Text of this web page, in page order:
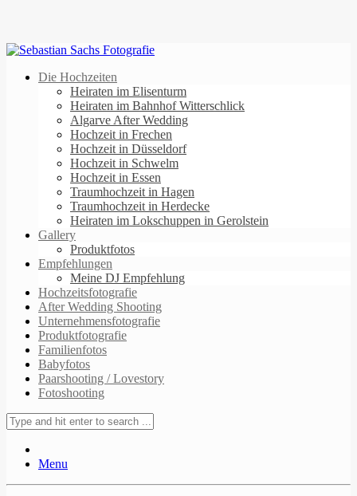
Die Hochzeiten
Heiraten im Elisenturm
Heiraten im Bahnhof Witterschlick
Algarve After Wedding
Hochzeit in Frechen
Hochzeit in Düsseldorf
Hochzeit in Schwelm
Hochzeit in Essen
Traumhochzeit in Hagen
Traumhochzeit in Herdecke
Heiraten im Lokschuppen in Gerolstein
Gallery
Produktfotos
Empfehlungen
Meine DJ Empfehlung
Hochzeitsfotografie
After Wedding Shooting
Unternehmensfotografie
Produktfotografie
Familienfotos
Babyfotos
Paarshooting / Lovestory
Fotoshooting
Menu